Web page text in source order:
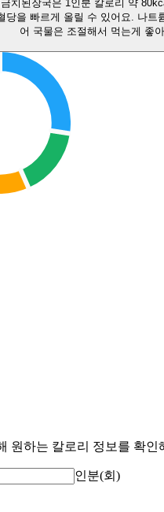
치된장국은 1인분 칼로리 약
당을 빠르게 올릴 수 있어요. 나트
어 국물은 조절해서 먹는게 좋
원하는 칼로리 정보를 확인
인분(회)